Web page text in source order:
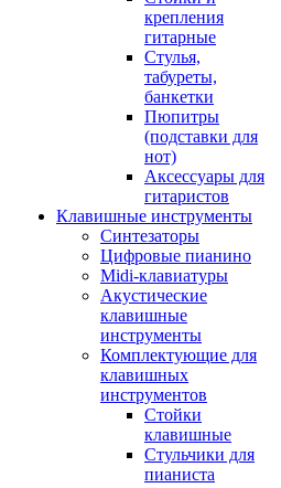
крепления
гитарные
Стулья,
табуреты,
банкетки
Пюпитры
(подставки для
нот)
Аксессуары для
гитаристов
Клавишные инструменты
Синтезаторы
Цифровые пианино
Midi-клавиатуры
Акустические
клавишные
инструменты
Комплектующие для
клавишных
инструментов
Стойки
клавишные
Стульчики для
пианиста